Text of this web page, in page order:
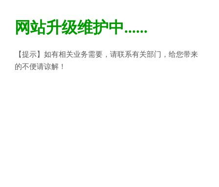
网站升级维护中......
【提示】如有相关业务需要，请联系有关部门，给您带来
的不便请谅解！